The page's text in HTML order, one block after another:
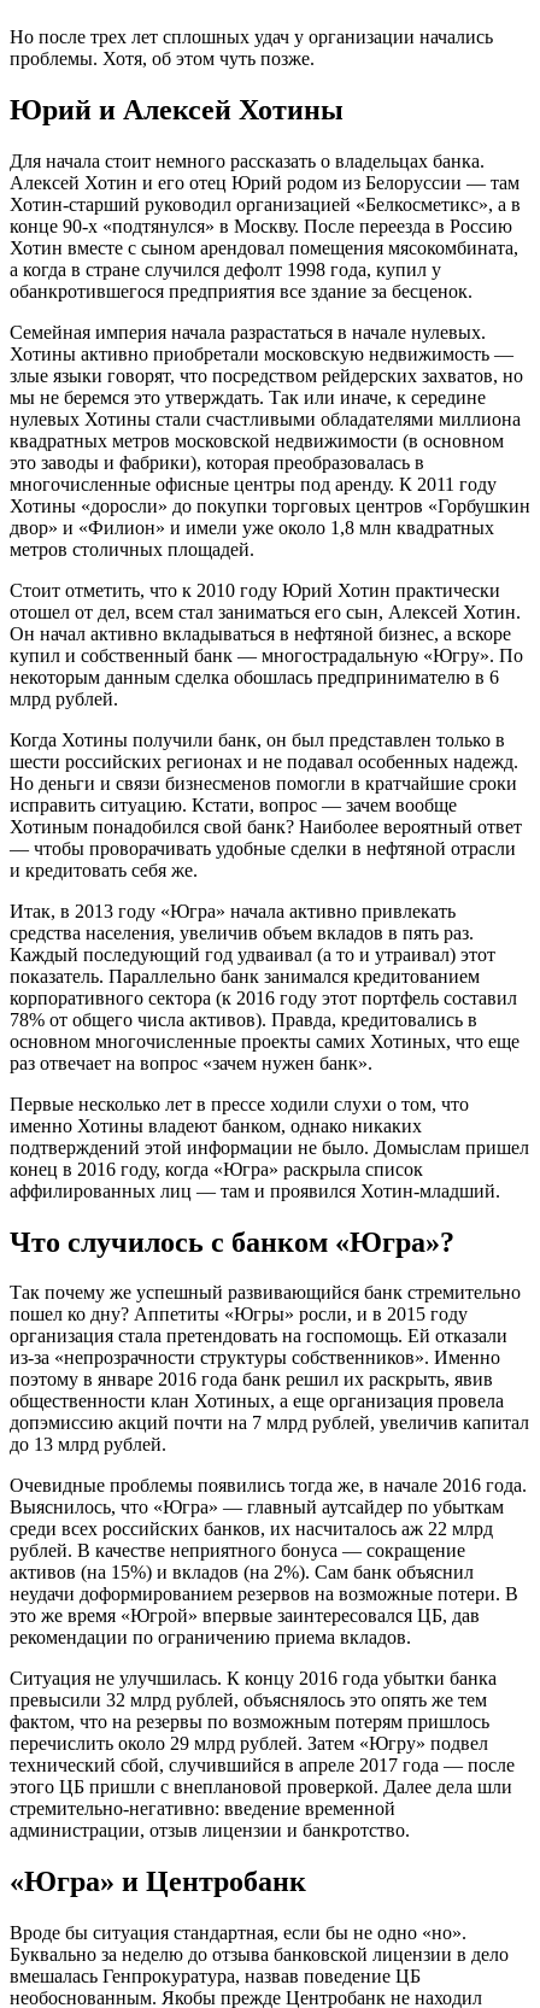
Но после трех лет сплошных удач у организации начались
проблемы. Хотя, об этом чуть позже.
Юрий и Алексей Хотины
Для начала стоит немного рассказать о владельцах банка.
Алексей Хотин и его отец Юрий родом из Белоруссии — там
Хотин-старший руководил организацией «Белкосметикс», а в
конце 90-х «подтянулся» в Москву. После переезда в Россию
Хотин вместе с сыном арендовал помещения мясокомбината,
а когда в стране случился дефолт 1998 года, купил у
обанкротившегося предприятия все здание за бесценок.
Семейная империя начала разрастаться в начале нулевых.
Хотины активно приобретали московскую недвижимость —
злые языки говорят, что посредством рейдерских захватов, но
мы не беремся это утверждать. Так или иначе, к середине
нулевых Хотины стали счастливыми обладателями миллиона
квадратных метров московской недвижимости (в основном
это заводы и фабрики), которая преобразовалась в
многочисленные офисные центры под аренду. К 2011 году
Хотины «доросли» до покупки торговых центров «Горбушкин
двор» и «Филион» и имели уже около 1,8 млн квадратных
метров столичных площадей.
Стоит отметить, что к 2010 году Юрий Хотин практически
отошел от дел, всем стал заниматься его сын, Алексей Хотин.
Он начал активно вкладываться в нефтяной бизнес, а вскоре
купил и собственный банк — многострадальную «Югру». По
некоторым данным сделка обошлась предпринимателю в 6
млрд рублей.
Когда Хотины получили банк, он был представлен только в
шести российских регионах и не подавал особенных надежд.
Но деньги и связи бизнесменов помогли в кратчайшие сроки
исправить ситуацию. Кстати, вопрос — зачем вообще
Хотиным понадобился свой банк? Наиболее вероятный ответ
— чтобы проворачивать удобные сделки в нефтяной отрасли
и кредитовать себя же.
Итак, в 2013 году «Югра» начала активно привлекать
средства населения, увеличив объем вкладов в пять раз.
Каждый последующий год удваивал (а то и утраивал) этот
показатель. Параллельно банк занимался кредитованием
корпоративного сектора (к 2016 году этот портфель составил
78% от общего числа активов). Правда, кредитовались в
основном многочисленные проекты самих Хотиных, что еще
раз отвечает на вопрос «зачем нужен банк».
Первые несколько лет в прессе ходили слухи о том, что
именно Хотины владеют банком, однако никаких
подтверждений этой информации не было. Домыслам пришел
конец в 2016 году, когда «Югра» раскрыла список
аффилированных лиц — там и проявился Хотин-младший.
Что случилось с банком «Югра»?
Так почему же успешный развивающийся банк стремительно
пошел ко дну? Аппетиты «Югры» росли, и в 2015 году
организация стала претендовать на госпомощь. Ей отказали
из-за «непрозрачности структуры собственников». Именно
поэтому в январе 2016 года банк решил их раскрыть, явив
общественности клан Хотиных, а еще организация провела
допэмиссию акций почти на 7 млрд рублей, увеличив капитал
до 13 млрд рублей.
Очевидные проблемы появились тогда же, в начале 2016 года.
Выяснилось, что «Югра» — главный аутсайдер по убыткам
среди всех российских банков, их насчиталось аж 22 млрд
рублей. В качестве неприятного бонуса — сокращение
активов (на 15%) и вкладов (на 2%). Сам банк объяснил
неудачи доформированием резервов на возможные потери. В
это же время «Югрой» впервые заинтересовался ЦБ, дав
рекомендации по ограничению приема вкладов.
Ситуация не улучшилась. К концу 2016 года убытки банка
превысили 32 млрд рублей, объяснялось это опять же тем
фактом, что на резервы по возможным потерям пришлось
перечислить около 29 млрд рублей. Затем «Югру» подвел
технический сбой, случившийся в апреле 2017 года — после
этого ЦБ пришли с внеплановой проверкой. Далее дела шли
стремительно-негативно: введение временной
администрации, отзыв лицензии и банкротство.
«Югра» и Центробанк
Вроде бы ситуация стандартная, если бы не одно «но».
Буквально за неделю до отзыва банковской лицензии в дело
вмешалась Генпрокуратура, назвав поведение ЦБ
необоснованным. Якобы прежде Центробанк не находил